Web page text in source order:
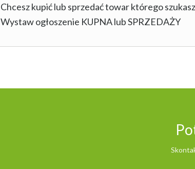
Chcesz kupić lub sprzedać towar którego
Wystaw ogłoszenie KUPNA lub SPRZEDAŻY